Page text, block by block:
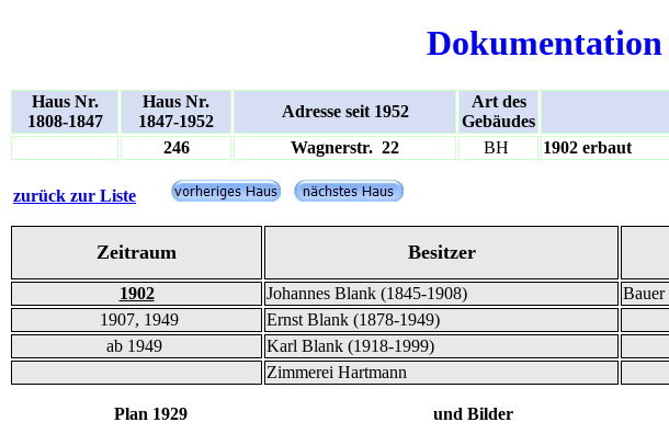
Haus Nr.
1808-1847
Haus Nr.
1847-1952
Adresse seit 1952
Art des
Gebäudes
246
Wagnerstr. 22 BH 1902 erbaut
zurück zur Liste
Zeitraum Besitzer
1902 Johannes Blank (1845-1908)
Bauer
1907, 1949
Ernst Blank (1878-1949)
ab 1949
Karl Blank (1918-1999)
Zimmerei Hartmann
Plan 1929 und Bilder